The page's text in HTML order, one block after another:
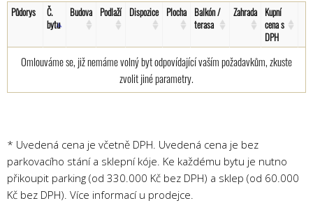
Půdorys
Č.
bytu
Budova Podlaží Dispozice Plocha Balkón /
terasa
Zahrada Kupní
cena s
DPH
Omlouváme se, již nemáme volný byt odpovídající vaším požadavkům, zkuste
zvolit jiné parametry.
* Uvedená cena je včetně DPH. Uvedená cena je bez
parkovacího stání a sklepní kóje. Ke každému bytu je nutno
přikoupit parking (od 330.000 Kč bez DPH) a sklep (od 60.000
Kč bez DPH). Více informací u prodejce.